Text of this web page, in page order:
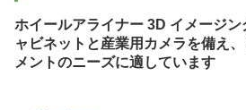
ホイールアライナー 3D イメージ
ャビネットと産業用カメラを備え
メントのニーズに適しています